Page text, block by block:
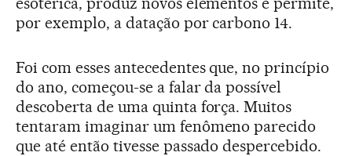
por exemplo, a datação por carbono 14.
Foi com esses antecedentes que, no princípio
do ano, começou-se a falar da possível
descoberta de uma quinta força. Muitos
tentaram imaginar um fenômeno parecido
que até então tivesse passado despercebido.